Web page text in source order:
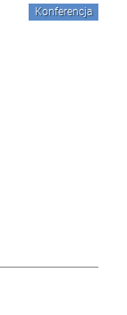
Konferencja